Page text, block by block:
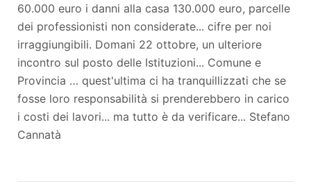
60.000 euro i danni alla casa 130.000 euro, parcelle
dei professionisti non considerate... cifre per noi
irraggiungibili. Domani 22 ottobre, un ulteriore
incontro sul posto delle Istituzioni... Comune e
Provincia … quest'ultima ci ha tranquillizzati che se
fosse loro responsabilità si prenderebbero in carico
i costi dei lavori... ma tutto è da verificare... Stefano
Cannatà